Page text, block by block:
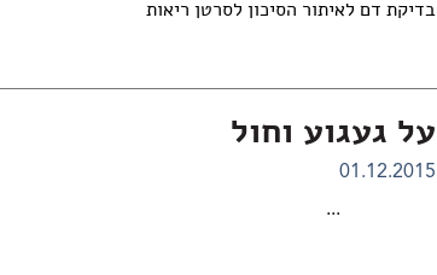
בדיקת דם לאיתור הסיכון לסרטן ריאות
על געגוע וחול
01.12.2015
...